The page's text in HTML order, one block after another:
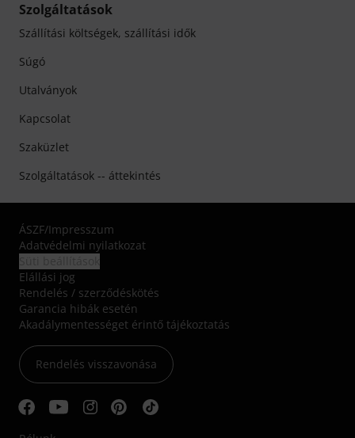
Szolgáltatások
Szállítási költségek, szállítási idők
Súgó
Utalványok
Kapcsolat
Szaküzlet
Szolgáltatások -- áttekintés
ÁSZF/Impresszum
Adatvédelmi nyilatkozat
Elállási jog
Rendelés / szerződéskötés
Garancia hibák esetén
Akadálymentességet érintő tájékoztatás
Rendelés visszavonása